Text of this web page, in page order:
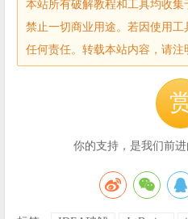
本站所有破解教程和工具均收集
禁止一切商业用途。若因使用
任何责任。转载本站内容，请注
你的支持，是我们前进